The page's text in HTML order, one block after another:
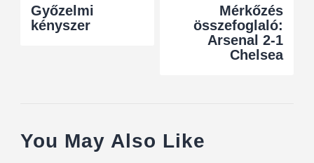
Győzelmi
kényszer
Mérkőzés
összefoglaló:
Arsenal 2-1
Chelsea
You May Also Like